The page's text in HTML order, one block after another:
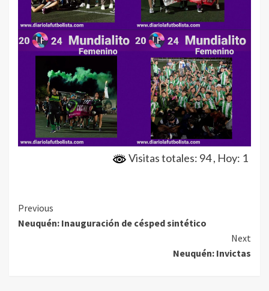
Visitas totales: 94, Hoy: 1
Continue
Reading
Previous
Neuquén: Inauguración de césped sintético
Next
Neuquén: Invictas